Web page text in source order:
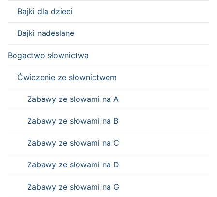
Bajki dla dzieci
Bajki nadesłane
Bogactwo słownictwa
Ćwiczenie ze słownictwem
Zabawy ze słowami na A
Zabawy ze słowami na B
Zabawy ze słowami na C
Zabawy ze słowami na D
Zabawy ze słowami na G